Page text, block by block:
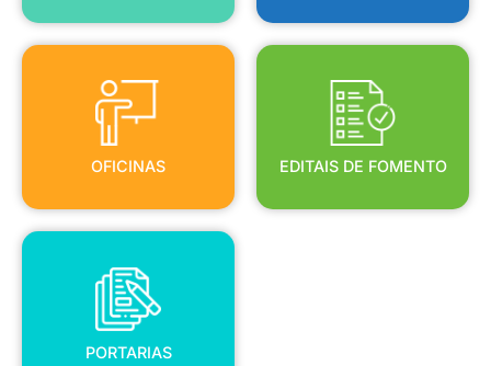
OFICINAS
OFICINAS
EDITAIS DE FOMENTO
EDITAIS DE FOMENTO
PORTARIAS
PORTARIAS